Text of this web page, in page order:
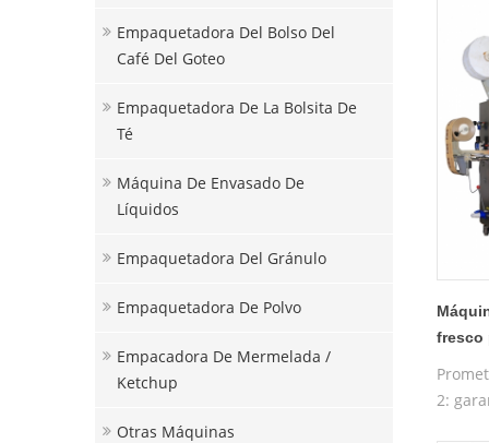
Empaquetadora Del Bolso Del
Café Del Goteo
Empaquetadora De La Bolsita De
Té
Máquina De Envasado De
Líquidos
Empaquetadora Del Gránulo
Empaquetadora De Polvo
Empacadora De Mermelada /
Ketchup
Otras Máquinas
fresco
2: